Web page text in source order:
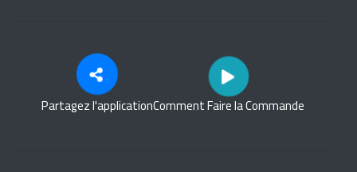
Partagez l'applicationComment Faire la Commande